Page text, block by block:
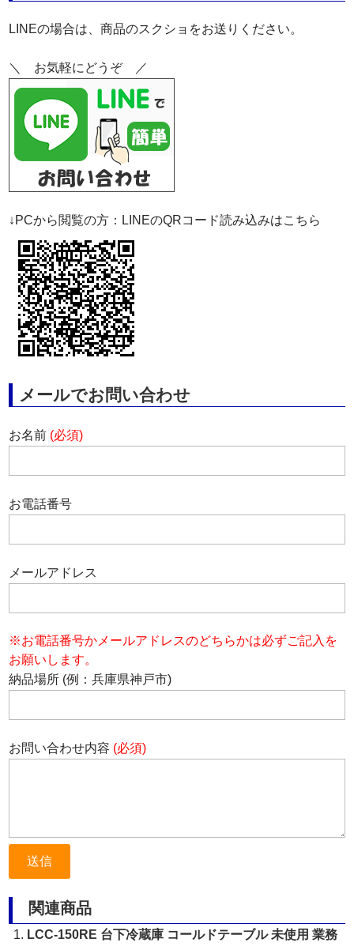
LINEの場合は、商品のスクショをお送りください。
＼ お気軽にどうぞ ／
↓PCから閲覧の方：LINEのQRコード読み込みはこちら
メールでお問い合わせ
お名前 (必須)
お電話番号
メールアドレス
※お電話番号かメールアドレスのどちらかは必ずご記入を
お願いします。
納品場所 (例：兵庫県神戸市)
お問い合わせ内容 (必須)
関連商品
LCC-150RE 台下冷蔵庫 コールドテーブル 未使用 業務